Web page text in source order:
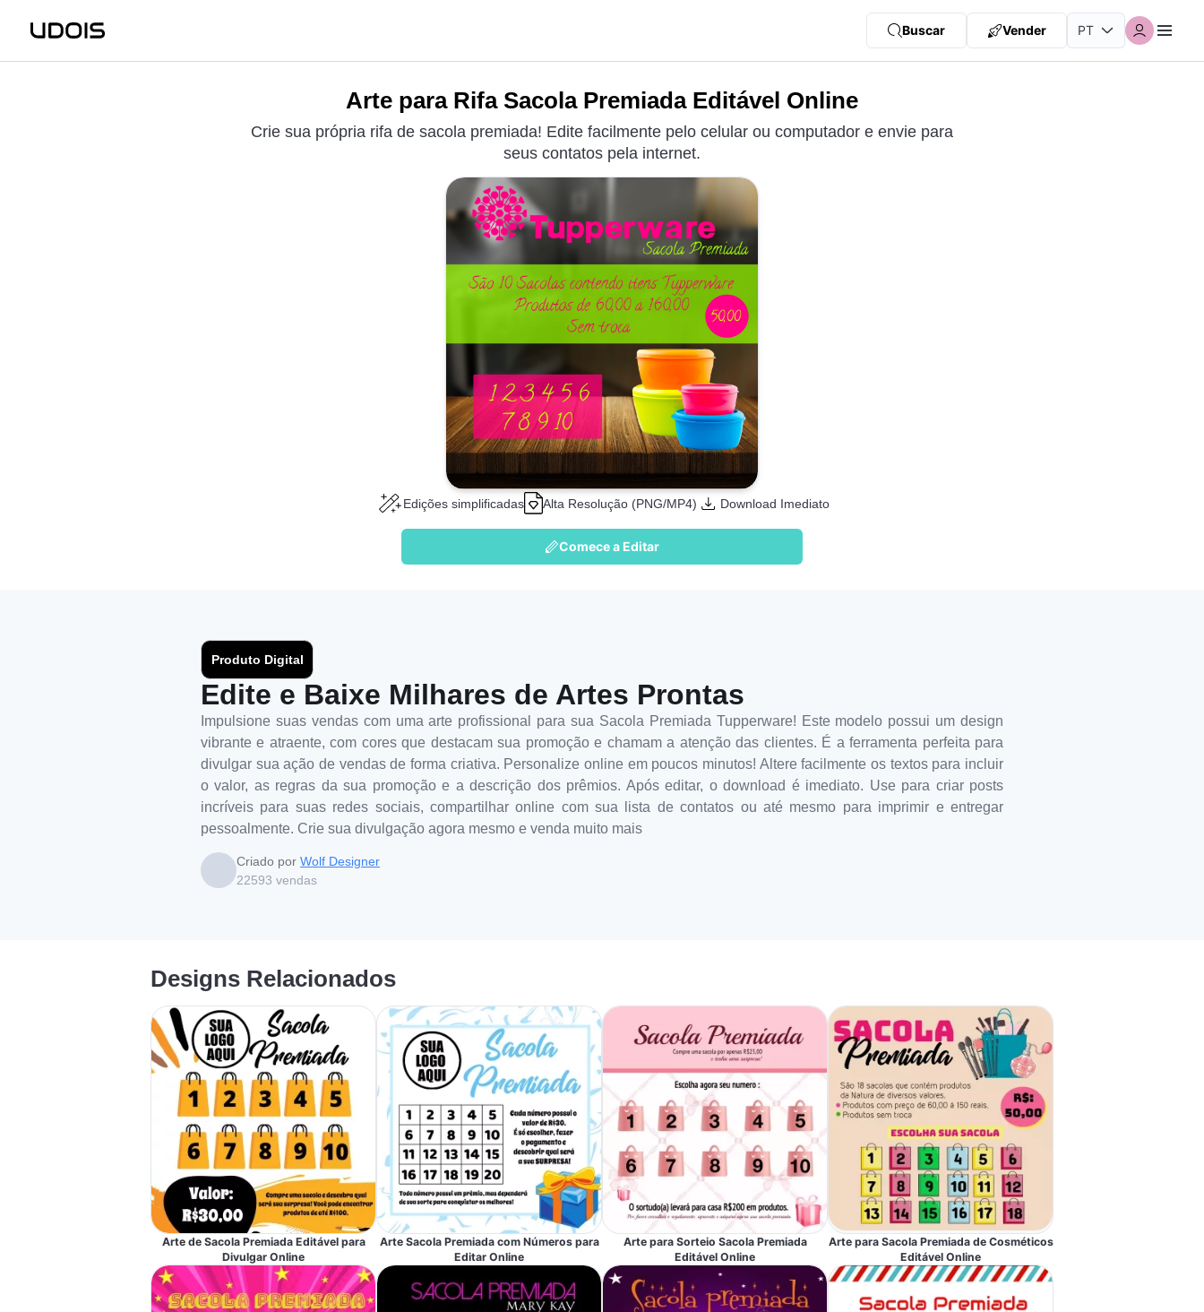
Buscar Vender
Arte para Rifa Sacola Premiada Editável Online
Crie sua própria rifa de sacola premiada! Edite facilmente pelo celular ou computador e envie para
seus contatos pela internet.
Edições simplificadas Alta Resolução (PNG/MP4) Download Imediato
Comece a Editar
Produto Digital
Edite e Baixe Milhares de Artes Prontas
Impulsione suas vendas com uma arte profissional para sua Sacola Premiada Tupperware! Este modelo possui um design
vibrante e atraente, com cores que destacam sua promoção e chamam a atenção das clientes. É a ferramenta perfeita para
divulgar sua ação de vendas de forma criativa. Personalize online em poucos minutos! Altere facilmente os textos para incluir
o valor, as regras da sua promoção e a descrição dos prêmios. Após editar, o download é imediato. Use para criar posts
incríveis para suas redes sociais, compartilhar online com sua lista de contatos ou até mesmo para imprimir e entregar
pessoalmente. Crie sua divulgação agora mesmo e venda muito mais
Criado por Wolf Designer
22593 vendas
Designs Relacionados
Arte de Sacola Premiada Editável para
Divulgar Online
Arte Sacola Premiada com Números para
Editar Online
Arte para Sorteio Sacola Premiada
Editável Online
Arte para Sacola Premiada de Cosméticos
Editável Online